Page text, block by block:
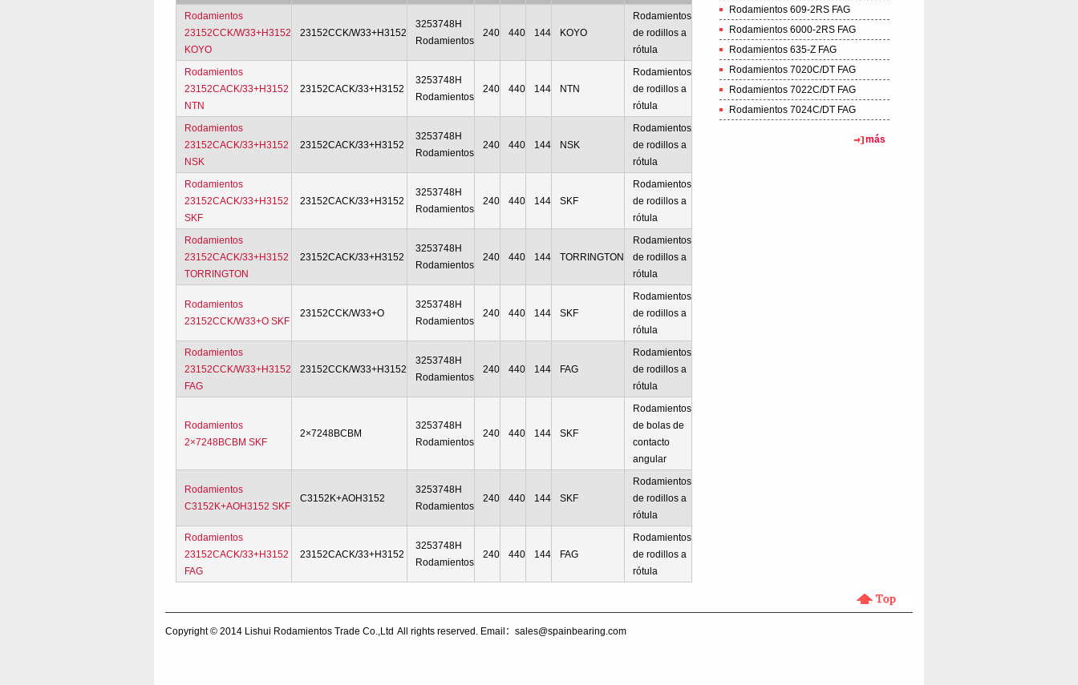
Rodamientos
23152CCK/W33+H3152
KOYO
23152CCK/W33+H3152
3253748H
Rodamientos
240 440 144 KOYO
Rodamientos
de rodillos a
rótula
Rodamientos
23152CACK/33+H3152
NTN
23152CACK/33+H3152
3253748H
Rodamientos
240 440 144 NTN
Rodamientos
de rodillos a
rótula
Rodamientos
23152CACK/33+H3152
NSK
23152CACK/33+H3152
3253748H
Rodamientos
240 440 144 NSK
Rodamientos
de rodillos a
rótula
Rodamientos
23152CACK/33+H3152
SKF
23152CACK/33+H3152
3253748H
Rodamientos
240 440 144 SKF
Rodamientos
de rodillos a
rótula
Rodamientos
23152CACK/33+H3152
TORRINGTON
23152CACK/33+H3152
3253748H
Rodamientos
240 440 144 TORRINGTON
Rodamientos
de rodillos a
rótula
Rodamientos
23152CCK/W33+O SKF
23152CCK/W33+O
3253748H
Rodamientos
240 440 144 SKF
Rodamientos
de rodillos a
rótula
Rodamientos
23152CCK/W33+H3152
FAG
23152CCK/W33+H3152
3253748H
Rodamientos
240 440 144 FAG
Rodamientos
de rodillos a
rótula
Rodamientos
2×7248BCBM SKF
2×7248BCBM
3253748H
Rodamientos
240 440 144 SKF
Rodamientos
de bolas de
contacto
angular
Rodamientos
C3152K+AOH3152 SKF
C3152K+AOH3152
3253748H
Rodamientos
240 440 144 SKF
Rodamientos
de rodillos a
rótula
Rodamientos
23152CACK/33+H3152
FAG
23152CACK/33+H3152
3253748H
Rodamientos
240 440 144 FAG
Rodamientos
de rodillos a
rótula
Rodamientos 609-2RS FAG
Rodamientos 6000-2RS FAG
Rodamientos 635-Z FAG
Rodamientos 7020C/DT FAG
Rodamientos 7022C/DT FAG
Rodamientos 7024C/DT FAG
más
Copyright © 2014 Lishui Rodamientos Trade Co.,Ltd All rights reserved. Email：sales@spainbearing.com